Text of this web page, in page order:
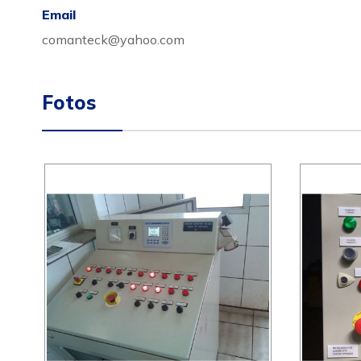
Email
comanteck@yahoo.com
Fotos